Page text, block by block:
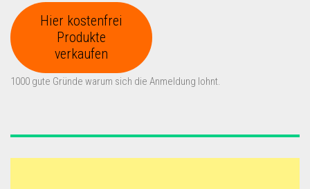
Hier kostenfrei
Produkte
verkaufen
1000 gute Gründe warum sich die Anmeldung lohnt.